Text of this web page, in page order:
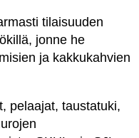
tilaisuuden
jonne he
ja kakkukahvien
pelaajat, taustatuki,